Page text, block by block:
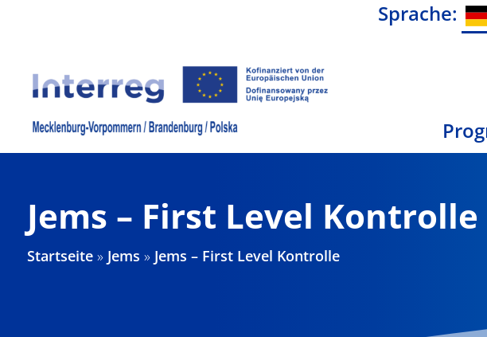
Sprache:
Jems – First Level Kontrolle
Startseite » Jems » Jems – First Level Kontrolle